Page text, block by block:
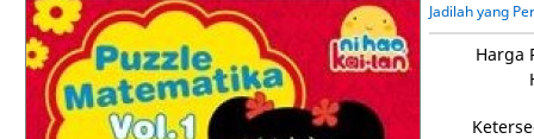
Jadilah yang
Harga